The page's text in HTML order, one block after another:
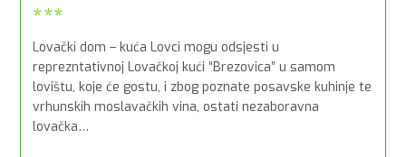
***
Lovački dom – kuća Lovci mogu odsjesti u
reprezntativnoj Lovačkoj kući “Brezovica” u samom
lovištu, koje će gostu, i zbog poznate posavske kuhinje te
vrhunskih moslavačkih vina, ostati nezaboravna
lovačka…